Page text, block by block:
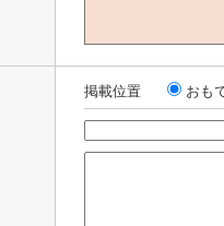
掲載位置 おも